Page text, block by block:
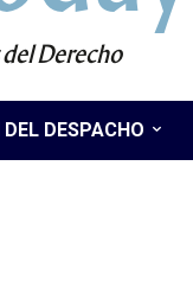
Derecho
DESPACHO